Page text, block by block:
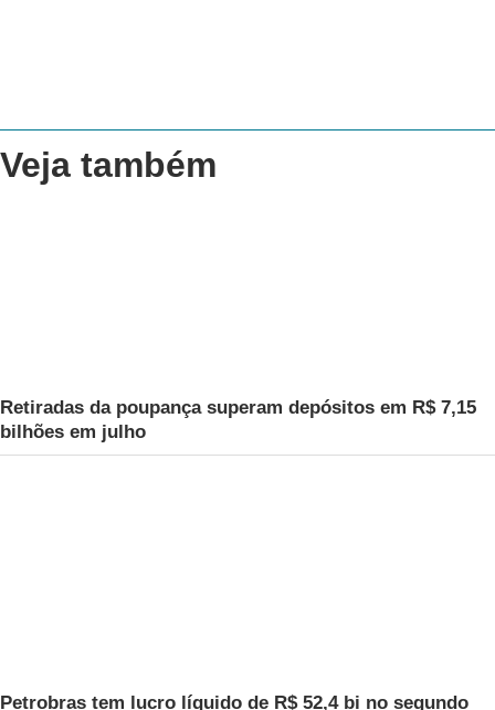
Veja também
Retiradas da poupança superam depósitos em R$ 7,15
bilhões em julho
Petrobras tem lucro líquido de R$ 52,4 bi no segundo